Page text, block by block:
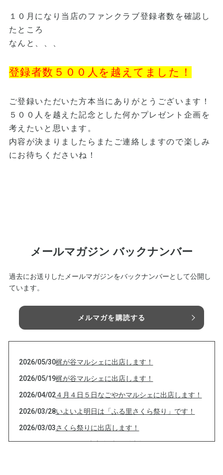
１０月になり当店のファンクラブ登録者数を確認し
たところ
なんと、、、
登録者数５００人を越えてました！
ご登録いただいた方本当にありがとうございます！
５００人を越えた記念とした何かプレゼント企画を
考えたいと思います。
内容が決まりましたらまたご連絡しますので楽しみ
にお待ちくださいね！
メールマガジン バックナンバー
過去にお送りしたメールマガジンをバックナンバーとして公開し
ています。
メルマガを購読する
2026/05/30梶が谷マルシェに出店します！
2026/05/19梶が谷マルシェに出店します！
2026/04/02４月４日５日なごやかマルシェに出店します！
2026/03/28いよいよ明日は「ふる里さくら祭り」です！
2026/03/03さくら祭りに出店します！
2026/02/03２月3日 恵方巻 当日販売数します！